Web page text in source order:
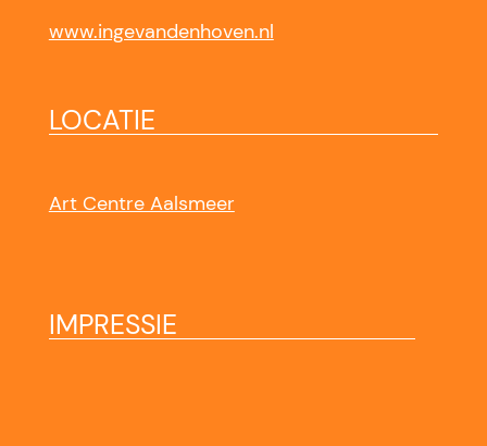
www.ingevandenhoven.nl
LOCATIE
Art Centre Aalsmeer
IMPRESSIE